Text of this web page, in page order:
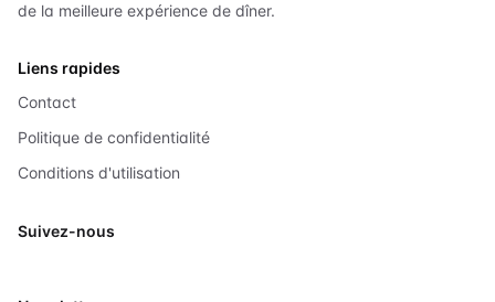
de la meilleure expérience de dîner.
Liens rapides
Contact
Politique de confidentialité
Conditions d'utilisation
Suivez-nous